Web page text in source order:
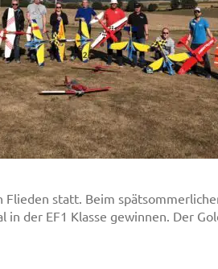
statt. Beim
der EF1 Klasse gewinnen. Der